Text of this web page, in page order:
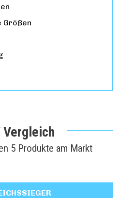
Größen
5 Produkte am Markt